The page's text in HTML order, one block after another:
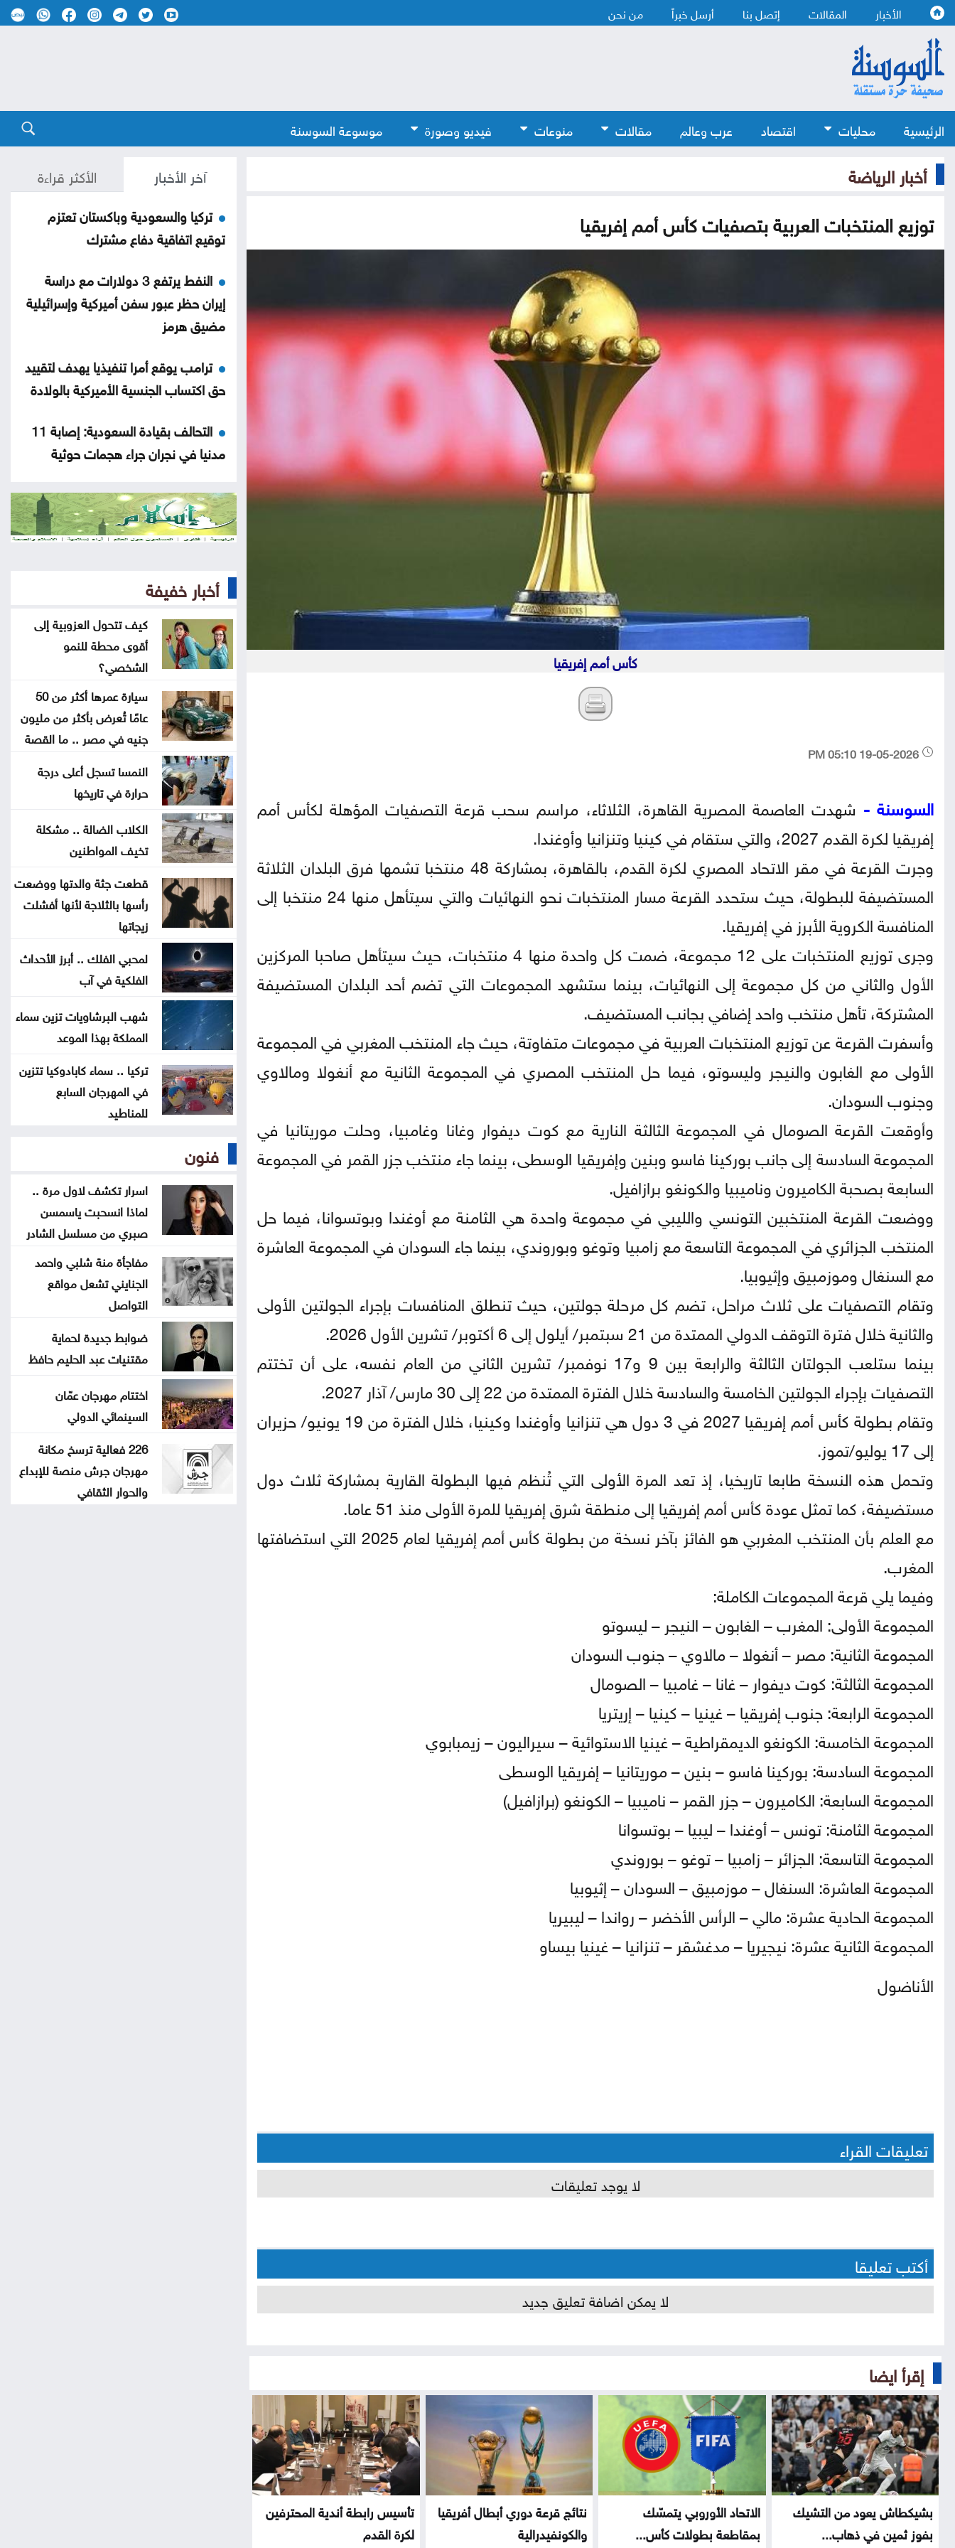
الأخبار المقالات إتصل بنا أرسل خبراً من نحن
الرئيسية محليات اقتصاد عرب وعالم مقالات منوعات فيديو وصورة موسوعة السوسنة
أخبار الرياضة
توزيع المنتخبات العربية بتصفيات كأس أمم إفريقيا
كأس أمم إفريقيا
السوسنة - شهدت العاصمة المصرية القاهرة، الثلاثاء، مراسم سحب قرعة التصفيات المؤهلة لكأس أمم
إفريقيا لكرة القدم 2027، والتي ستقام في كينيا وتنزانيا وأوغندا.
وجرت القرعة في مقر الاتحاد المصري لكرة القدم، بالقاهرة، بمشاركة 48 منتخبا تشمها فرق البلدان الثلاثة
المستضيفة للبطولة، حيث ستحدد القرعة مسار المنتخبات نحو النهائيات والتي سيتأهل منها 24 منتخبا إلى
المنافسة الكروية الأبرز في إفريقيا.
وجرى توزيع المنتخبات على 12 مجموعة، ضمت كل واحدة منها 4 منتخبات، حيث سيتأهل صاحبا المركزين
الأول والثاني من كل مجموعة إلى النهائيات، بينما ستشهد المجموعات التي تضم أحد البلدان المستضيفة
المشتركة، تأهل منتخب واحد إضافي بجانب المستضيف.
وأسفرت القرعة عن توزيع المنتخبات العربية في مجموعات متفاوتة، حيث جاء المنتخب المغربي في المجموعة
الأولى مع الغابون والنيجر وليسوتو، فيما حل المنتخب المصري في المجموعة الثانية مع أنغولا ومالاوي
وجنوب السودان.
وأوقعت القرعة الصومال في المجموعة الثالثة النارية مع كوت ديفوار وغانا وغامبيا، وحلت موريتانيا في
المجموعة السادسة إلى جانب بوركينا فاسو وبنين وإفريقيا الوسطى، بينما جاء منتخب جزر القمر في المجموعة
السابعة بصحبة الكاميرون وناميبيا والكونغو برازافيل.
ووضعت القرعة المنتخبين التونسي والليبي في مجموعة واحدة هي الثامنة مع أوغندا وبوتسوانا، فيما حل
المنتخب الجزائري في المجموعة التاسعة مع زامبيا وتوغو وبوروندي، بينما جاء السودان في المجموعة العاشرة
مع السنغال وموزمبيق وإثيوبيا.
وتقام التصفيات على ثلاث مراحل، تضم كل مرحلة جولتين، حيث تنطلق المنافسات بإجراء الجولتين الأولى
والثانية خلال فترة التوقف الدولي الممتدة من 21 سبتمبر/ أيلول إلى 6 أكتوبر/ تشرين الأول 2026.
بينما ستلعب الجولتان الثالثة والرابعة بين 9 و17 نوفمبر/ تشرين الثاني من العام نفسه، على أن تختتم
التصفيات بإجراء الجولتين الخامسة والسادسة خلال الفترة الممتدة من 22 إلى 30 مارس/ آذار 2027.
وتقام بطولة كأس أمم إفريقيا 2027 في 3 دول هي تنزانيا وأوغندا وكينيا، خلال الفترة من 19 يونيو/ حزيران
إلى 17 يوليو/تموز.
وتحمل هذه النسخة طابعا تاريخيا، إذ تعد المرة الأولى التي تُنظم فيها البطولة القارية بمشاركة ثلاث دول
مستضيفة، كما تمثل عودة كأس أمم إفريقيا إلى منطقة شرق إفريقيا للمرة الأولى منذ 51 عاما.
مع العلم بأن المنتخب المغربي هو الفائز بآخر نسخة من بطولة كأس أمم إفريقيا لعام 2025 التي استضافتها
المغرب.
وفيما يلي قرعة المجموعات الكاملة:
المجموعة الأولى: المغرب – الغابون – النيجر – ليسوتو
المجموعة الثانية: مصر – أنغولا – مالاوي – جنوب السودان
المجموعة الثالثة: كوت ديفوار – غانا – غامبيا – الصومال
المجموعة الرابعة: جنوب إفريقيا – غينيا – كينيا – إريتريا
المجموعة الخامسة: الكونغو الديمقراطية – غينيا الاستوائية – سيراليون – زيمبابوي
المجموعة السادسة: بوركينا فاسو – بنين – موريتانيا – إفريقيا الوسطى
المجموعة السابعة: الكاميرون – جزر القمر – ناميبيا – الكونغو (برازافيل)
المجموعة الثامنة: تونس – أوغندا – ليبيا – بوتسوانا
المجموعة التاسعة: الجزائر – زامبيا – توغو – بوروندي
المجموعة العاشرة: السنغال – موزمبيق – السودان – إثيوبيا
المجموعة الحادية عشرة: مالي – الرأس الأخضر – رواندا – ليبيريا
المجموعة الثانية عشرة: نيجيريا – مدغشقر – تنزانيا – غينيا بيساو
الأناضول
تعليقات القراء
لا يوجد تعليقات
أكتب تعليقا
لا يمكن اضافة تعليق جديد
إقرأ ايضا
بشيكطاش يعود من التشيك
بفوز ثمين في ذهاب...
الاتحاد الأوروبي يتمسّك
بمقاطعة بطولات كأس...
نتائج قرعة دوري أبطال أفريقيا
والكونفيدرالية
تأسيس رابطة أندية المحترفين
لكرة القدم
آخر الأخبار الأكثر قراءة
تركيا والسعودية وباكستان تعتزم
توقيع اتفاقية دفاع مشترك
النفط يرتفع 3 دولارات مع دراسة
إيران حظر عبور سفن أميركية وإسرائيلية
مضيق هرمز
ترامب يوقع أمرا تنفيذيا يهدف لتقييد
حق اكتساب الجنسية الأميركية بالولادة
التحالف بقيادة السعودية: إصابة 11
مدنيا في نجران جراء هجمات حوثية
انخفاض مؤشرات الأسهم الأميركية
الشيباني: زعزعة الأمن لن تثنينا عن
ترامب: أعتقد أن حرب إيران ستنتهي
قريبا جدا
بلدية جرش الكبرى: تكليف الحوامدة
مديراً لدائرة الخدمات العامة
نظرية E-N وفرضية تحمل التكاليف
على حساب المواطنN
500 ألف دينار لدعم مشاريع البنية
التحتية في الوسطية
بشيكطاش يعود من التشيك بفوز
ثمين في ذهاب تمهيدي الدوري
الأوروبي
أوغندا توافق على نشر وحدة من
جيشها في غزة
إسطنبول .. ثالث أكبر سفينة رافعات
بالعالم تمر عبر مضيق البوسفور
الأردن يدين التفجير الإرهابي الذي
استهدف حافلة في جرمانا بريف دمشق
تجنب استهداف المدنيين
أخبار خفيفة
كيف تتحول العزوبية إلى
أقوى محطة للنمو
الشخصي؟
سيارة عمرها أكثر من 50
عامًا تُعرض بأكثر من مليون
جنيه في مصر .. ما القصة
النمسا تسجل أعلى درجة
حرارة في تاريخها
الكلاب الضالة .. مشكلة
تخيف المواطنين
قطعت جثة والدتها ووضعت
رأسها بالثلاجة لأنها أفشلت
زيجاتها
لمحبي الفلك .. أبرز الأحداث
الفلكية في آب
شهب البرشاويات تزين سماء
المملكة بهذا الموعد
تركيا .. سماء كابادوكيا تتزين
في المهرجان السابع
للمناطيد
فنون
اسرار تكشف لاول مرة ..
لماذا انسحبت ياسمسن
صبري من مسلسل الشادر
مفاجأة منة شلبي واحمد
الجنايني تشعل مواقع
التواصل
ضوابط جديدة لحماية
مقتنيات عبد الحليم حافظ
اختتام مهرجان عمّان
السينمائي الدولي
226 فعالية ترسخ مكانة
مهرجان جرش منصة للإبداع
والحوار الثقافي